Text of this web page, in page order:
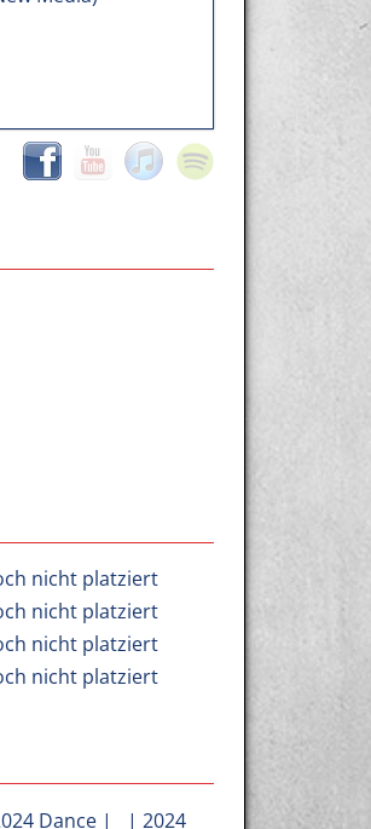
nicht platziert
nicht platziert
nicht platziert
nicht platziert
Dance | | 2024